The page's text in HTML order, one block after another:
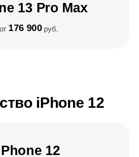
13 Pro Max
от 176 900 руб.
iPhone 12
12